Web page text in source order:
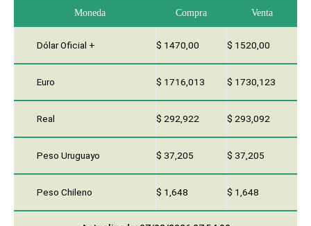
Moneda Compra Venta
Dólar Oficial + $ 1470,00 $ 1520,00
Euro $ 1716,013 $ 1730,123
Real $ 292,922 $ 293,092
Peso Uruguayo $ 37,205 $ 37,205
Peso Chileno $ 1,648 $ 1,648